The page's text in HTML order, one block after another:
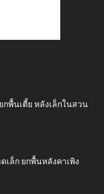
กพื้นเตี้ย หลังเล็กในสวน
ล็ก ยกพื้นหลังคาเพิง